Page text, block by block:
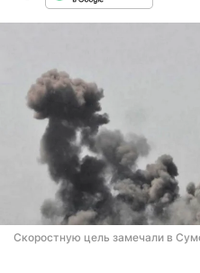
Скоростную цель замечали в